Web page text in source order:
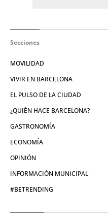
Secciones
MOVILIDAD
VIVIR EN BARCELONA
EL PULSO DE LA CIUDAD
¿QUIÉN HACE BARCELONA?
GASTRONOMÍA
ECONOMÍA
OPINIÓN
INFORMACIÓN MUNICIPAL
#BETRENDING